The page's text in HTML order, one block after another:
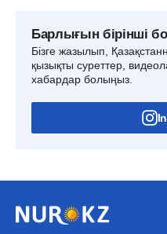
Барлығын бірінші
Бізге жазылып,
қызықты суреттер,
хабардар болыңыз.